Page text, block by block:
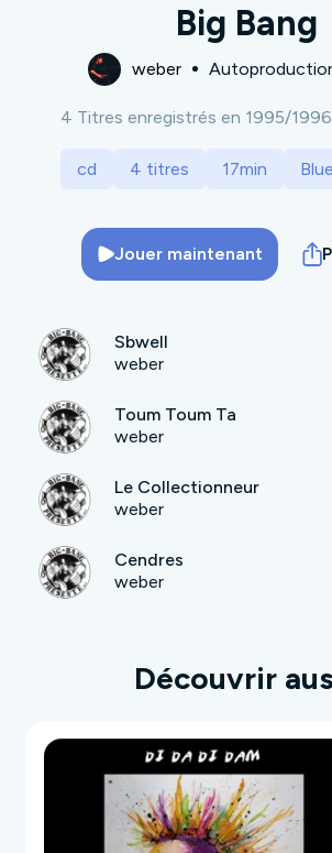
Big Bang
weber
4 Titres enregistrés en 1995/1996
cd 4 titres 17min
Jouer maintenant
Sbwell
weber
Toum Toum Ta
weber
Le Collectionneur
weber
Cendres
weber
Découvrir